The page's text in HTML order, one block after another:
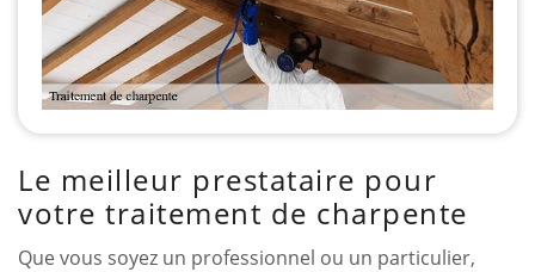
Le meilleur prestataire pour
votre traitement de charpente
Que vous soyez un professionnel ou un particulier,